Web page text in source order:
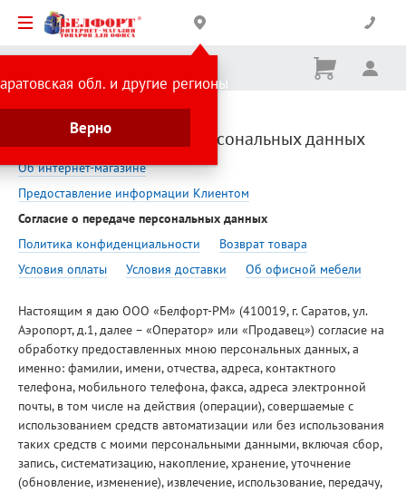
обл. и другие регионы
Верно
Корзина
Ничего
Главная страница Помощь
Согласие о передаче персональных данных
Об интернет-магазине
Предоставление информации Клиентом
Согласие о передаче персональных данных
Политика конфиденциальности
Возврат товара
Условия оплаты
Условия доставки Об офисной мебели
Настоящим я даю ООО «Белфорт-РМ» (410019, г. Саратов, ул.
Аэропорт, д.1, далее – «Оператор» или «Продавец») согласие на
обработку предоставленных мною персональных данных, а
именно: фамилии, имени, отчества, адреса, контактного
телефона, мобильного телефона, факса, адреса электронной
почты, в том числе на действия (операции), совершаемые с
использованием средств автоматизации или без использования
таких средств с моими персональными данными, включая сбор,
запись, систематизацию, накопление, хранение, уточнение
(обновление, изменение), извлечение, использование, передачу,